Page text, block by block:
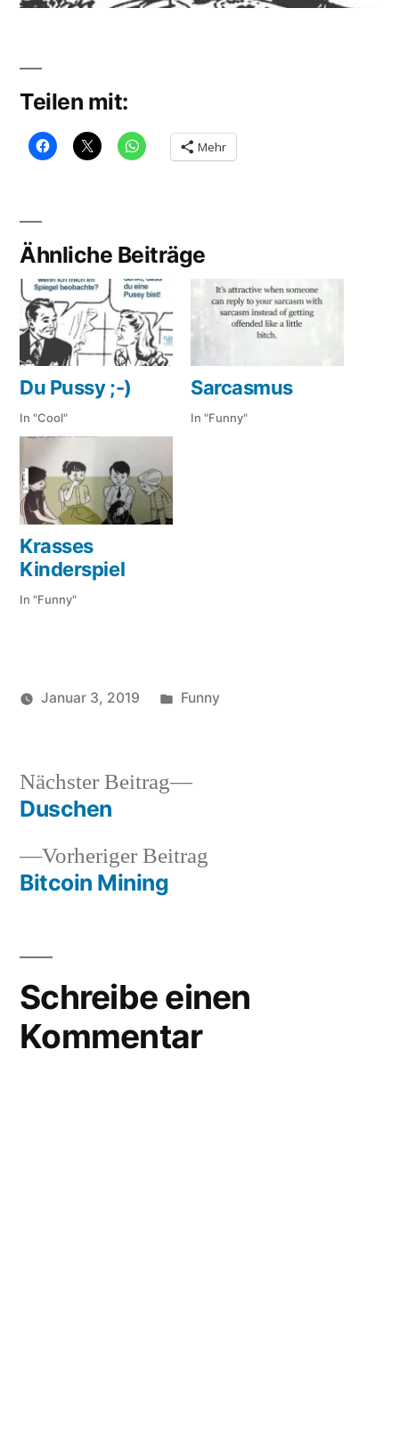
Teilen mit:
Mehr
Ähnliche Beiträge
Du Pussy ;-)
In "Cool"
Sarcasmus
In "Funny"
Krasses
Kinderspiel
In "Funny"
Januar 3, 2019
Veröffentlicht
Funny
Beitragsnavigation
Vorheriger Beitrag
Bitcoin Mining
Nächster Beitrag
Nächster
Duschen
Schreibe einen
Kommentar